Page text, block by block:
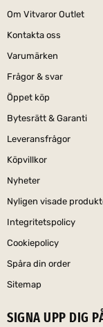
Om Vitvaror Outlet
Kontakta oss
Varumärken
Frågor & svar
Öppet köp
Bytesrätt & Garanti
Leveransfrågor
Köpvillkor
Nyheter
Nyligen visade
Integritetspolicy
Cookiepolicy
Spåra din order
Sitemap
SIGNA UPP DIG